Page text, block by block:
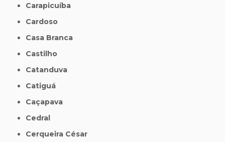
Carapicuíba
Cardoso
Casa Branca
Castilho
Catanduva
Catiguá
Caçapava
Cedral
Cerqueira César